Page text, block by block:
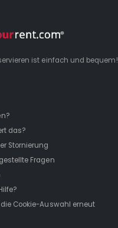
ist einfach und bequem!
das?
Stornierung
Fragen
Cookie-Auswahl erneut